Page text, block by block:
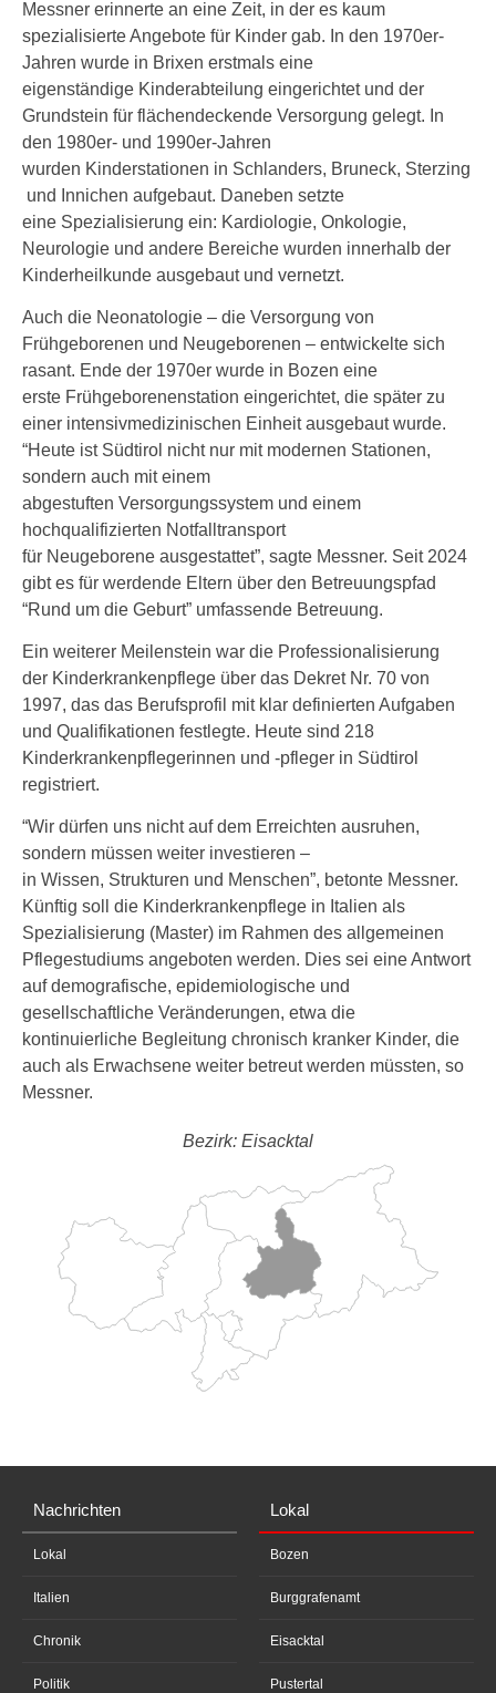
Messner erinnerte an eine Zeit, in der es kaum
spezialisierte Angebote für Kinder gab. In den 1970er-
Jahren wurde in Brixen erstmals eine
eigenständige Kinderabteilung eingerichtet und der
Grundstein für flächendeckende Versorgung gelegt. In
den 1980er- und 1990er-Jahren
wurden Kinderstationen in Schlanders, Bruneck, Sterzing
und Innichen aufgebaut. Daneben setzte
eine Spezialisierung ein: Kardiologie, Onkologie,
Neurologie und andere Bereiche wurden innerhalb der
Kinderheilkunde ausgebaut und vernetzt.
Auch die Neonatologie – die Versorgung von
Frühgeborenen und Neugeborenen – entwickelte sich
rasant. Ende der 1970er wurde in Bozen eine
erste Frühgeborenenstation eingerichtet, die später zu
einer intensivmedizinischen Einheit ausgebaut wurde.
“Heute ist Südtirol nicht nur mit modernen Stationen,
sondern auch mit einem
abgestuften Versorgungssystem und einem
hochqualifizierten Notfalltransport
für Neugeborene ausgestattet”, sagte Messner. Seit 2024
gibt es für werdende Eltern über den Betreuungspfad
“Rund um die Geburt” umfassende Betreuung.
Ein weiterer Meilenstein war die Professionalisierung
der Kinderkrankenpflege über das Dekret Nr. 70 von
1997, das das Berufsprofil mit klar definierten Aufgaben
und Qualifikationen festlegte. Heute sind 218
Kinderkrankenpflegerinnen und -pfleger in Südtirol
registriert.
“Wir dürfen uns nicht auf dem Erreichten ausruhen,
sondern müssen weiter investieren –
in Wissen, Strukturen und Menschen”, betonte Messner.
Künftig soll die Kinderkrankenpflege in Italien als
Spezialisierung (Master) im Rahmen des allgemeinen
Pflegestudiums angeboten werden. Dies sei eine Antwort
auf demografische, epidemiologische und
gesellschaftliche Veränderungen, etwa die
kontinuierliche Begleitung chronisch kranker Kinder, die
auch als Erwachsene weiter betreut werden müssten, so
Messner.
Bezirk: Eisacktal
Nachrichten
Lokal
Italien
Chronik
Politik
Lokal
Bozen
Burggrafenamt
Eisacktal
Pustertal